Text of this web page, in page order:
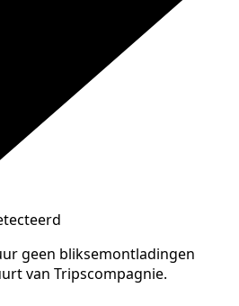
geen bliksemontladingen
van Tripscompagnie.